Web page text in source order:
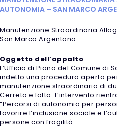
AUTONOMIA – SAN MARCO
Manutenzione Straordinaria
San Marco Argentano
Oggetto dell’appalto
L’Ufficio di Piano del Comune di
indetto una procedura aperta
manutenzione straordinaria di
Cerreto e Iotta. L’intervento
“Percorsi di autonomia per
favorire l’inclusione sociale e
persone con fragilità.